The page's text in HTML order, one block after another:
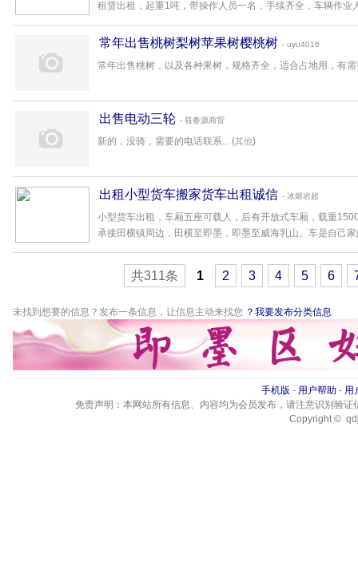
租赁出租，起重1吨，带操作人员一名，手续齐全，车辆作业
常年出售桃树梨树苹果树樱桃树 - uyu4016
常年出售桃树，以及各种果树，规格齐全，适合占地用，有
出售电动三轮 - 筱春源商贸
新的，没骑，需要的电话联系... (其他)
出租小型货车搬家货车出租诚信 - 冰熔岩超
小型货车出租，车厢五座可载人，后有开放式车厢，载重
承接田横镇周边，田横至即墨，即墨至威海乳山。车是自己
共311条 1 2 3 4 5 6
未找到想要的信息？发布一条信息，让信息主动来找您 ？我要发布分类信息
手机版 - 用户帮助 - 用
免责声明：本网站所有信息、内容均为会员发布，请注意识别验
Copyright ©